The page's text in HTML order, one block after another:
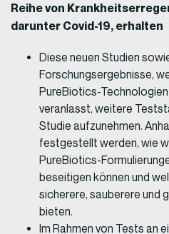
Reihe von
darunter Covid-19, erhalten
Diese neuen Studien
Forschungsergebnisse,
PureBiotics-Technologien
veranlasst, weitere
Studie aufzunehmen.
festgestellt werden, wie
PureBiotics-
beseitigen können und
sicherere, sauberere und
bieten.
Im Rahmen von Tests an